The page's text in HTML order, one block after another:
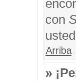
con
Arriba
»